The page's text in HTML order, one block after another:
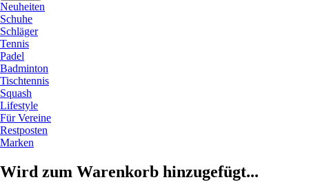
Neuheiten
Schuhe
Schläger
Tennis
Padel
Badminton
Tischtennis
Squash
Lifestyle
Für Vereine
Restposten
Marken
Wird zum Warenkorb hinzugefügt...